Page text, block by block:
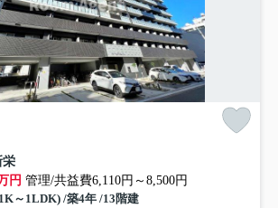
栄
円 管理/共益費6,110円～8,500円
～1LDK) /築4年 /13階建